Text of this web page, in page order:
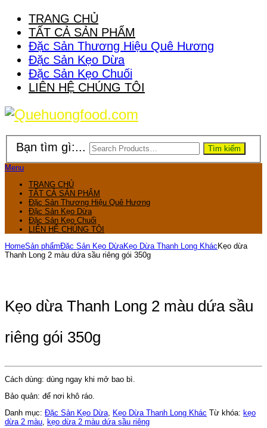
TRANG CHỦ
TẤT CẢ SẢN PHẨM
Đặc Sản Thương Hiệu Quê Hương
Đặc Sản Kẹo Dừa
Đặc Sản Kẹo Chuối
LIÊN HỆ CHÚNG TÔI
Bạn tìm gì:... Tìm kiếm
Menu
TRANG CHỦ
TẤT CẢ SẢN PHẨM
Đặc Sản Thương Hiệu Quê Hương
Đặc Sản Kẹo Dừa
Đặc Sản Kẹo Chuối
LIÊN HỆ CHÚNG TÔI
HomeSản phẩmĐặc Sản Kẹo DừaKẹo Dừa Thanh Long Khác Kẹo dừa
Thanh Long 2 màu dứa sầu riêng gói 350g
Kẹo dừa Thanh Long 2 màu dứa sầu
riêng gói 350g
Cách dùng: dùng ngay khi mở bao bì.
Bảo quản: để nơi khô ráo.
Danh mục: Đặc Sản Kẹo Dừa Kẹo Dừa Thanh Long Khác Từ khóa: kẹo
dừa 2 màu kẹo dừa 2 màu dứa sầu riêng